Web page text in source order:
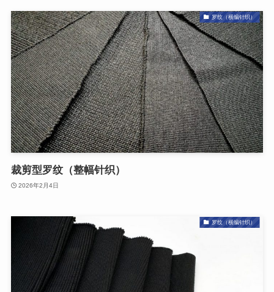
罗纹（横编针织）
裁剪型罗纹（整幅针织）
2026年2月4日
罗纹（横编针织）